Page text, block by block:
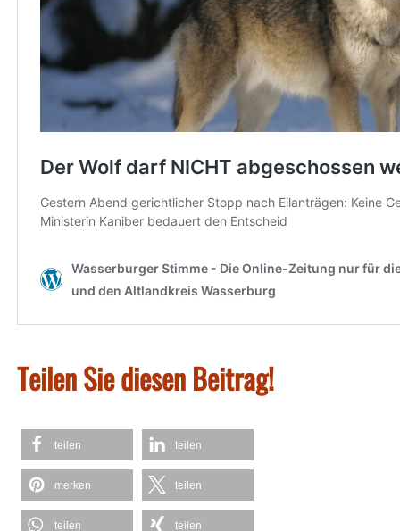
Teilen Sie diesen Beitrag!
teilen teilen
merken teilen
teilen teilen